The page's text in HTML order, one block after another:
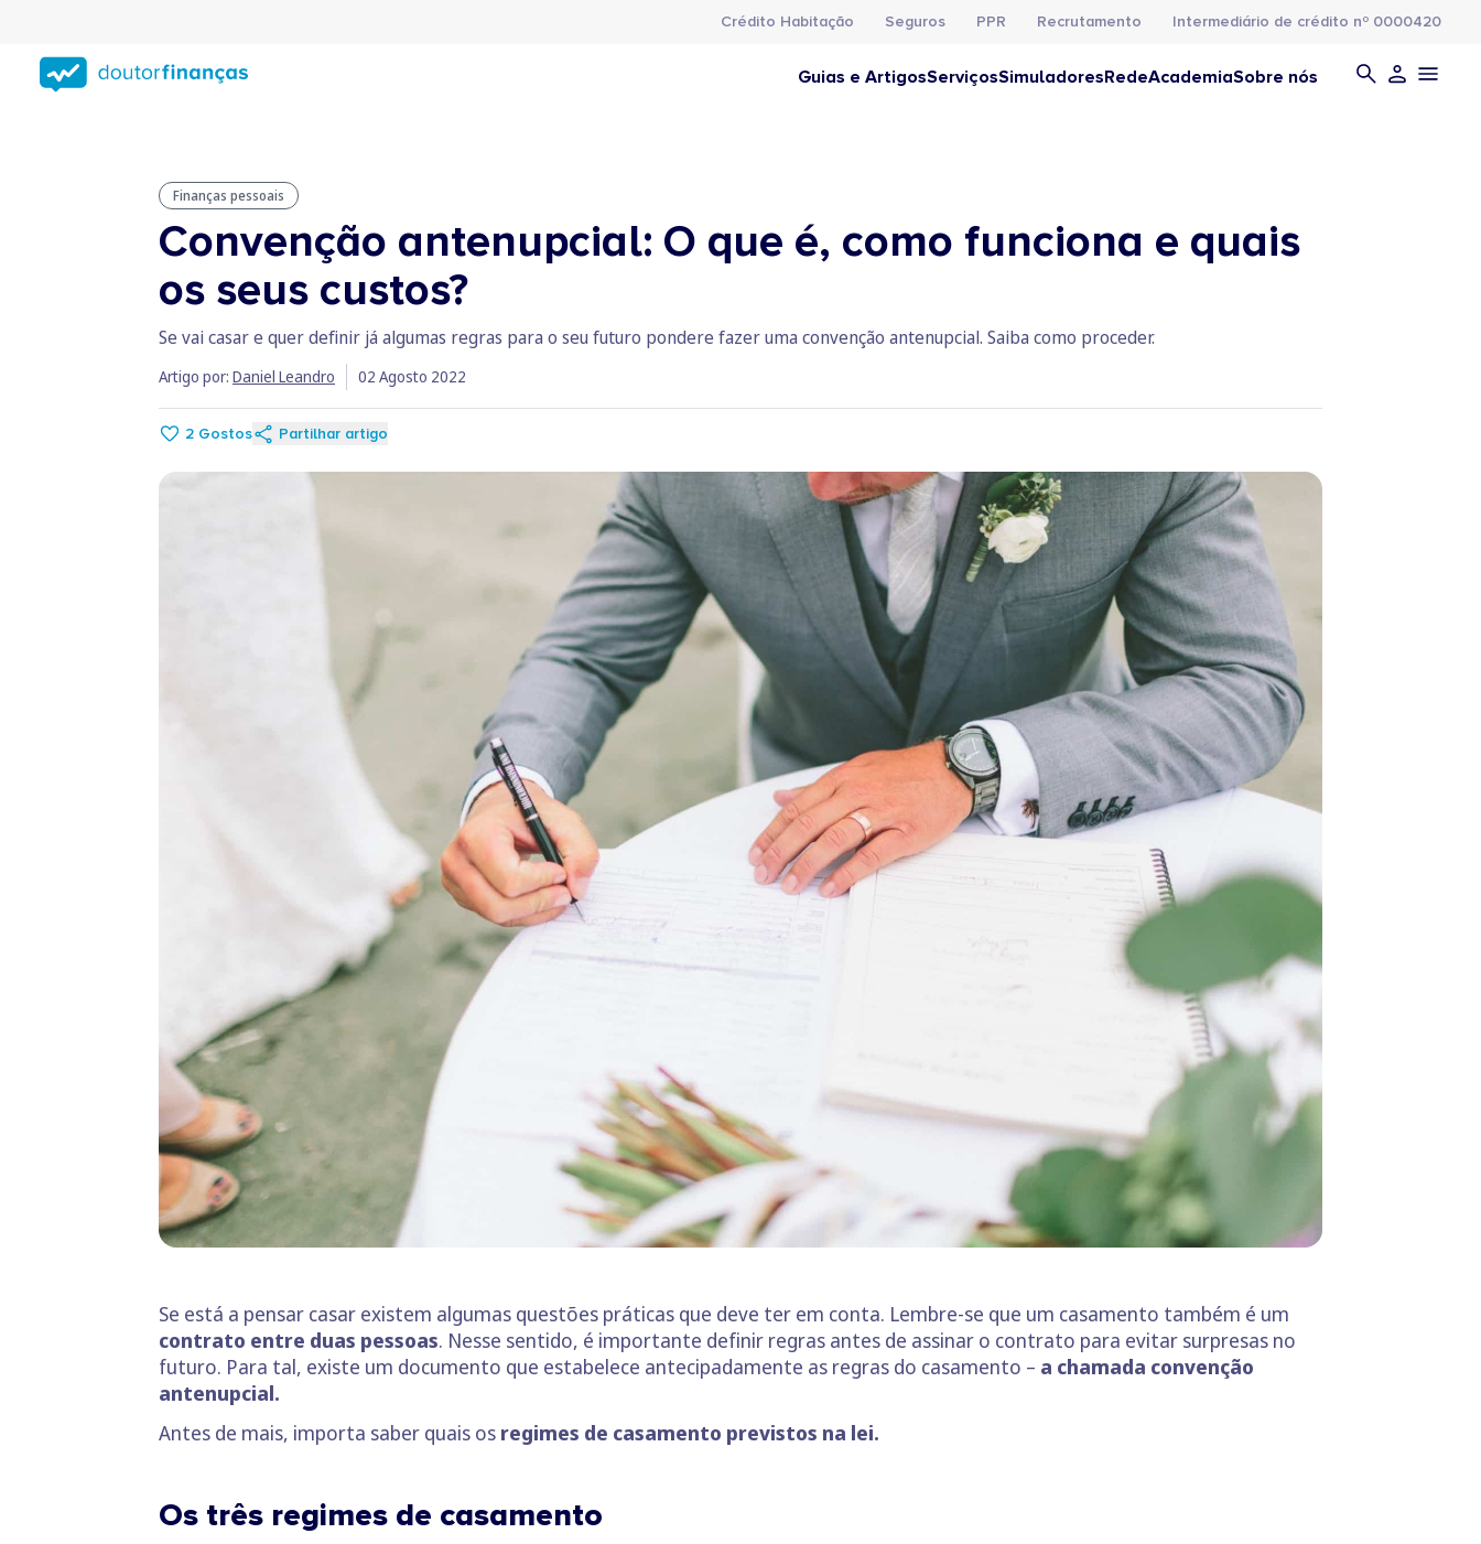
conteúdo
principal
Crédito Habitação Seguros PPR Recrutamento Intermediário de crédito nº 0000420
Guias e ArtigosServiçosSimuladoresRedeAcademiaSobre nós
Finanças pessoais
Convenção antenupcial: O que é, como funciona e quais
os seus custos?
Se vai casar e quer definir já algumas regras para o seu futuro pondere fazer uma convenção antenupcial. Saiba como proceder.
Artigo por: Daniel Leandro 02 Agosto 2022
2 Gostos Partilhar artigo
Se está a pensar casar existem algumas questões práticas que deve ter em conta. Lembre-se que um casamento também é um
contrato entre duas pessoas. Nesse sentido, é importante definir regras antes de assinar o contrato para evitar surpresas no
futuro. Para tal, existe um documento que estabelece antecipadamente as regras do casamento – a chamada convenção
antenupcial.
Antes de mais, importa saber quais os regimes de casamento previstos na lei.
Os três regimes de casamento